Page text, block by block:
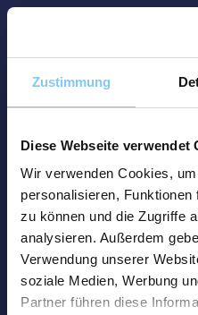
Zustimmung
Diese Webseite verwendet
Wir verwenden Cookies,
personalisieren,
zu können und die Zugriffe
analysieren. Außerdem
Verwendung unserer
soziale Medien, Werbung
Partner führen diese